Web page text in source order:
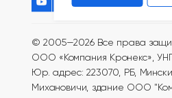
© 2005—2026 Все права
ООО «Компания Кронекс», УНП:
Юр. адрес: 223070, РБ,
Михановичи, здание ООО